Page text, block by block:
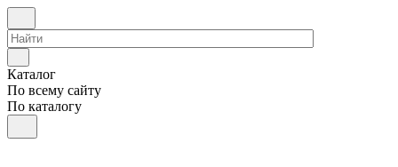
Каталог
По всему сайту
По каталогу